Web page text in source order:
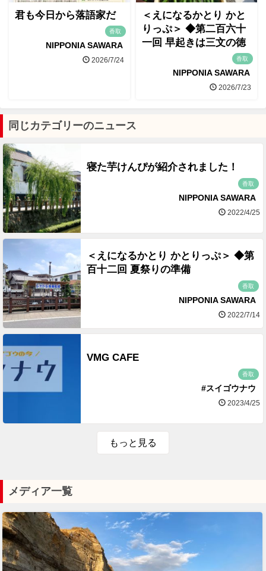
君も今日から落語家だ
香取
NIPPONIA SAWARA
2026/7/24
＜えになるかとり かと
りっぷ＞ ◆第二百六十
一回 早起きは三文の徳
香取
NIPPONIA SAWARA
2026/7/23
同じカテゴリーのニュース
寝た芋けんぴが紹介されました！
香取
NIPPONIA SAWARA
2022/4/25
＜えになるかとり かとりっぷ＞ ◆第
百十二回 夏祭りの準備
香取
NIPPONIA SAWARA
2022/7/14
VMG CAFE
香取
#スイゴウナウ
2023/4/25
もっと見る
メディア一覧